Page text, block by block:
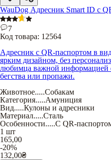
WauDog Адресник Smart ID с
7
Код товара: 12564
Адресник с QR-паспортом в
ярким дизайном, без
любимца важной информацией
бегства или пропажи.
Животное.....Собакам
Категория.....Амуниция
Вид.....Кулоны и адресники
Материал.....Сталь
Особенности.....С QR-
1 шт
165,00
-20%
132,00₴